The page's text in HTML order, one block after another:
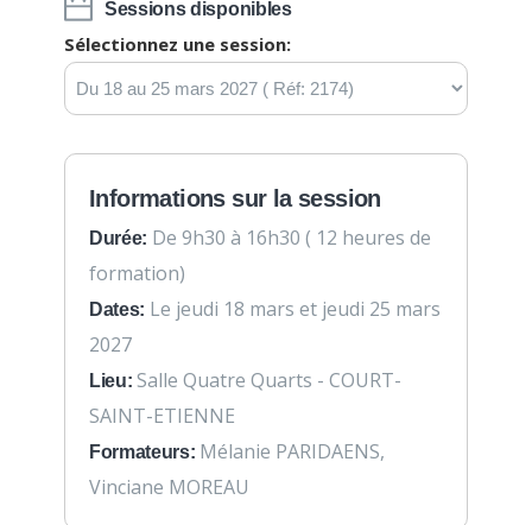
Sessions disponibles
Sélectionnez une session:
Informations sur la session
Durée: De 9h30 à 16h30 ( 12 heures de
formation)
Dates: Le jeudi 18 mars et jeudi 25 mars
2027
Lieu: Salle Quatre Quarts - COURT-
SAINT-ETIENNE
Formateurs: Mélanie PARIDAENS,
Vinciane MOREAU